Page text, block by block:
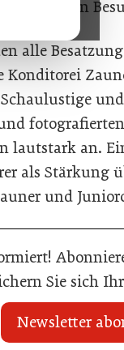
einen
alle
Konditorei
lautstark an.
als Stärkung
und
Sie sich
Newsletter